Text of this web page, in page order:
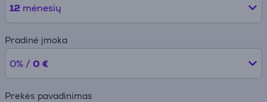
12 mėnesių
Pradinė įmoka
0% / 0 €
Prekės pavadinimas